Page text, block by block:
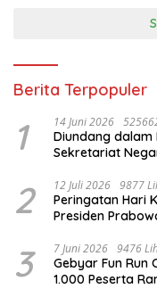
Berita Terpopuler
1 14 Juni 2026
Diundang dalam
Sekretariat
2 12 Juli 2026 9877
Peringatan Hari
Presiden
3 7 Juni 2026 9476
Gebyar Fun Run
1.000 Peserta